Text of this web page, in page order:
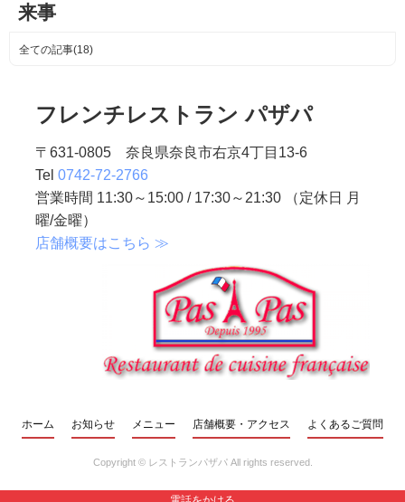
来事
全ての記事(18)
フレンチレストラン パザパ
〒631-0805 奈良県奈良市右京4丁目13-6
Tel 0742-72-2766
営業時間 11:30～15:00 / 17:30～21:30 （定休日 月
曜/金曜）
店舗概要はこちら ≫
ホーム お知らせ メニュー 店舗概要・アクセス よくあるご質問
Copyright © レストランパザパAll rights reserved.